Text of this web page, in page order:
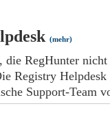
Ihre Registry
andere Probleme
Fällen könnte es
hochgefahren
verkehrt laufen,
RegHunter dazu
(mehr)
die RegHunter
Registry
Support-Team
um Hilfe zu